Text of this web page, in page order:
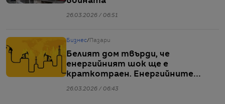
26.03.2026 / 06:51
Бизнес/ Пазари
Белият дом твърди, че
енергийният шок ще е
краткотраен. Енергийните
26.03.2026 / 06:43